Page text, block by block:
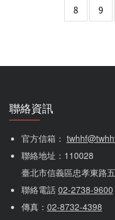
性障礙。由於移工來台
分失聯，因恐懼被遣返
8 9
聯絡資訊
官方信箱：
聯絡地址：110028
臺北市信義區忠孝東路
聯絡電話 02-2738-9600
傳真： 02-8732-4398